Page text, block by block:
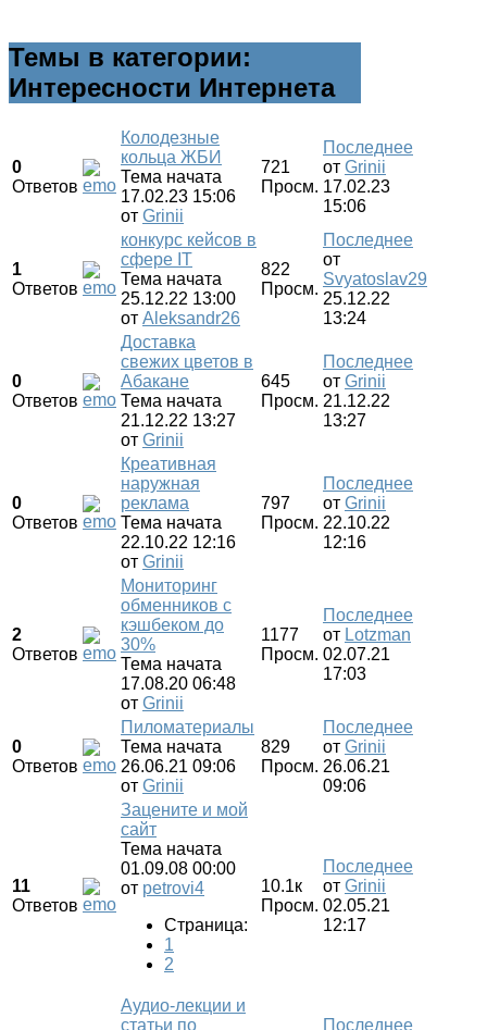
Темы в категории:
Интересности Интернета
0
Ответов
Колодезные
кольца ЖБИ
Тема начата
17.02.23 15:06
от Grinii
721
Просм.
Последнее
от Grinii
17.02.23
15:06
1
Ответов
конкурс кейсов в
сфере IT
Тема начата
25.12.22 13:00
от Aleksandr26
822
Просм.
Последнее
от
Svyatoslav29
25.12.22
13:24
0
Ответов
Доставка
свежих цветов в
Абакане
Тема начата
21.12.22 13:27
от Grinii
645
Просм.
Последнее
от Grinii
21.12.22
13:27
0
Ответов
Креативная
наружная
реклама
Тема начата
22.10.22 12:16
от Grinii
797
Просм.
Последнее
от Grinii
22.10.22
12:16
2
Ответов
Мониторинг
обменников с
кэшбеком до
30%
Тема начата
17.08.20 06:48
от Grinii
1177
Просм.
Последнее
от Lotzman
02.07.21
17:03
0
Ответов
Пиломатериалы
Тема начата
26.06.21 09:06
от Grinii
829
Просм.
Последнее
от Grinii
26.06.21
09:06
11
Ответов
Зацените и мой
сайт
Тема начата
01.09.08 00:00
от petrovi4
Страница:
1
2
10.1к
Просм.
Последнее
от Grinii
02.05.21
12:17
Аудио-лекции и
статьи по
Последнее